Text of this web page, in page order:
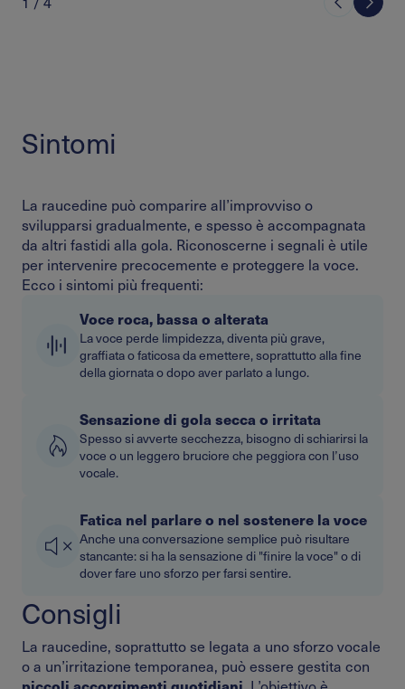
Sintomi
La raucedine può comparire all’improvviso o
svilupparsi gradualmente, e spesso è accompagnata
da altri fastidi alla gola. Riconoscerne i segnali è utile
per intervenire precocemente e proteggere la voce.
Ecco i sintomi più frequenti:
Voce roca, bassa o alterata
La voce perde limpidezza, diventa più grave,
graffiata o faticosa da emettere, soprattutto alla fine
della giornata o dopo aver parlato a lungo.
Sensazione di gola secca o irritata
Spesso si avverte secchezza, bisogno di schiarirsi la
voce o un leggero bruciore che peggiora con l’uso
vocale.
Fatica nel parlare o nel sostenere la voce
Anche una conversazione semplice può risultare
stancante: si ha la sensazione di "finire la voce" o di
dover fare uno sforzo per farsi sentire.
Consigli
La raucedine, soprattutto se legata a uno sforzo vocale
o a un’irritazione temporanea, può essere gestita con